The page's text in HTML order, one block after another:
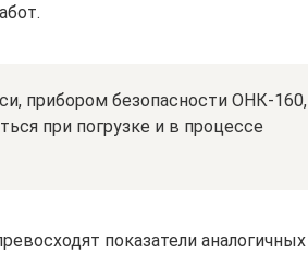
прибором безопасности ОНК-160,
при погрузке и в процессе
показатели аналогичных